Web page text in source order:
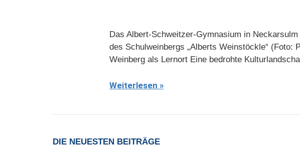
Das Albert-Schweitzer-Gymnasium in
des Schulweinbergs „Alberts Weinstöckle“
Weinberg als Lernort Eine bedrohte
Weiterlesen
DIE NEUESTEN BEITRÄGE